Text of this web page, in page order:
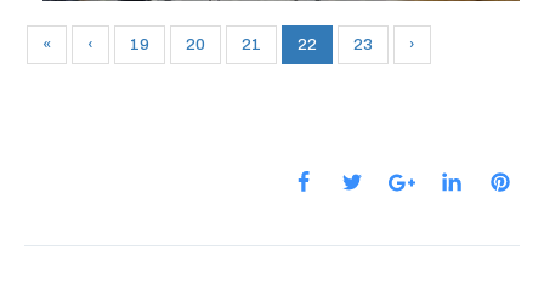
« ‹ 19 20 21 22 23 ›